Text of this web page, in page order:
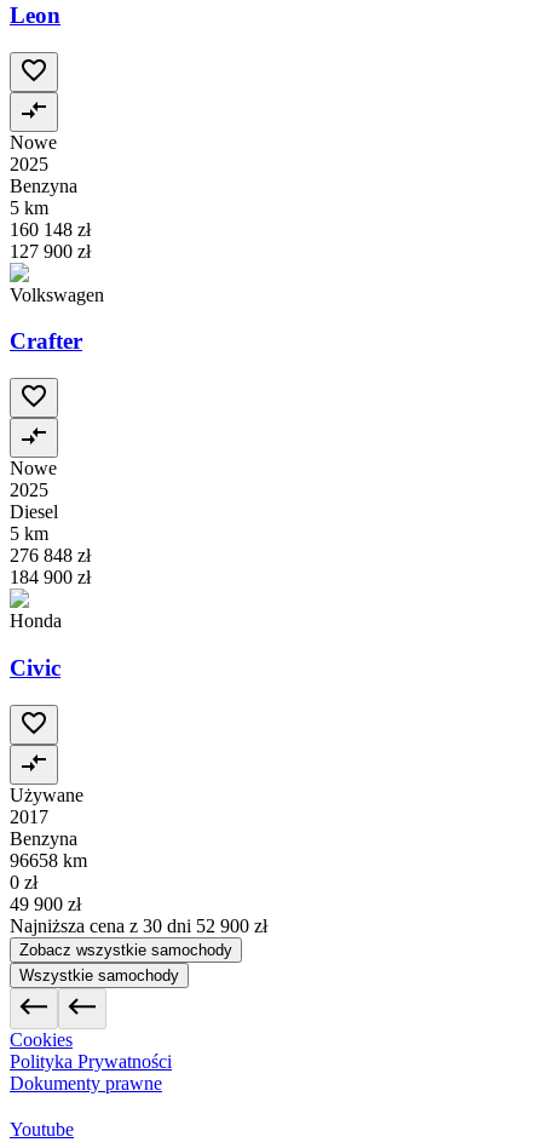
Leon
Nowe
2025
Benzyna
5 km
160 148 zł
127 900 zł
Volkswagen
Crafter
Nowe
2025
Diesel
5 km
276 848 zł
184 900 zł
Honda
Civic
Używane
2017
Benzyna
96658 km
0 zł
49 900 zł
Najniższa cena z 30 dni 52 900 zł
Zobacz wszystkie samochody
Wszystkie samochody
Cookies
Polityka Prywatności
Dokumenty prawne
Youtube